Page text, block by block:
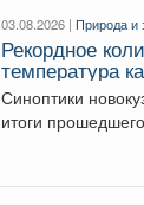
03.08.2026 |Природа и
Рекордное
температура
Синоптики
итоги